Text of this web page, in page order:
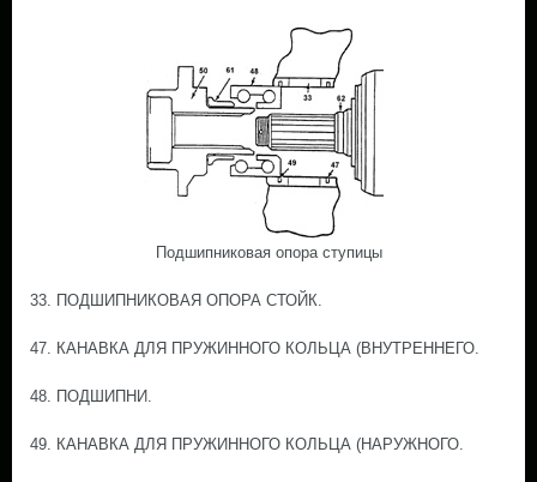
Подшипниковая опора ступицы
33. ПОДШИПНИКОВАЯ ОПОРА СТОЙК.
47. КАНАВКА ДЛЯ ПРУЖИННОГО КОЛЬЦА (ВНУТРЕННЕГО.
48. ПОДШИПНИ.
49. КАНАВКА ДЛЯ ПРУЖИННОГО КОЛЬЦА (НАРУЖНОГО.